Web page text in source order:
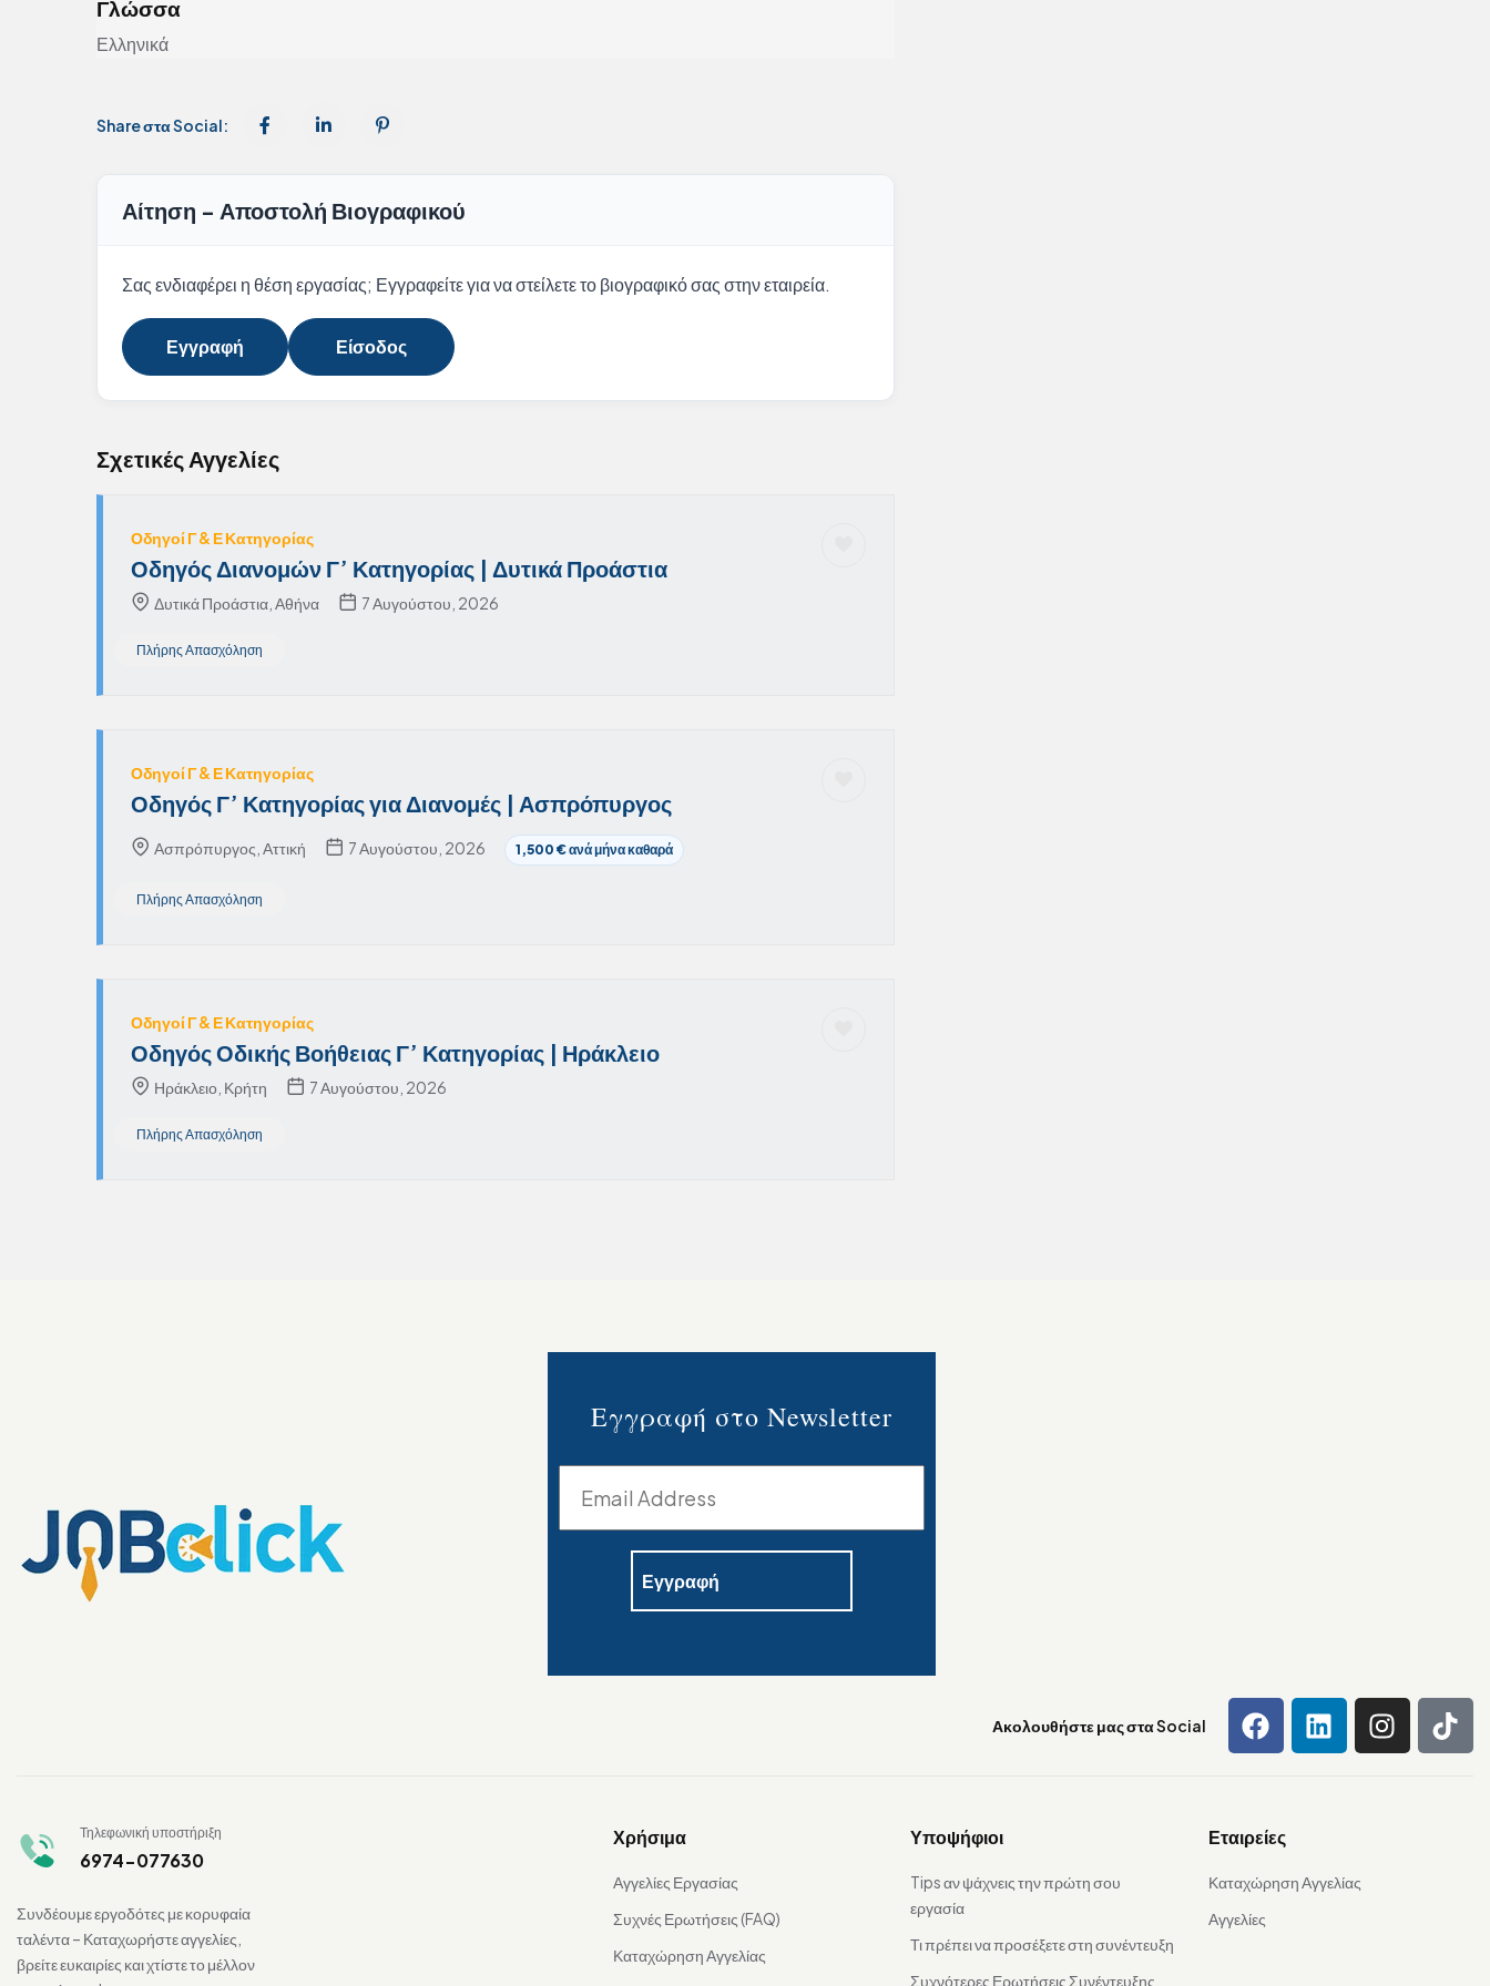
Γλώσσα
Ελληνικά
Share στα Social:
Αίτηση - Αποστολή Βιογραφικού
Σας ενδιαφέρει η θέση εργασίας; Εγγραφείτε για να στείλετε το βιογραφικό σας στην εταιρεία.
Εγγραφή Είσοδος
Σχετικές Αγγελίες
Οδηγοί Γ & Ε Κατηγορίας
Οδηγός Διανομών Γ’ Κατηγορίας | Δυτικά Προάστια
Δυτικά Προάστια, Αθήνα 7 Αυγούστου, 2026
Πλήρης Απασχόληση
Οδηγοί Γ & Ε Κατηγορίας
Οδηγός Γ’ Κατηγορίας για Διανομές | Ασπρόπυργος
Ασπρόπυργος, Αττική 7 Αυγούστου, 2026 1,500 € ανά μήνα καθαρά
Πλήρης Απασχόληση
Οδηγοί Γ & Ε Κατηγορίας
Οδηγός Οδικής Βοήθειας Γ’ Κατηγορίας | Ηράκλειο
Ηράκλειο, Κρήτη 7 Αυγούστου, 2026
Πλήρης Απασχόληση
Εγγραφή στο Newsletter
Ακολουθήστε μας στα Social
Τηλεφωνική υποστήριξη
6974-077630
Συνδέουμε εργοδότες με κορυφαία
ταλέντα – Καταχωρήστε αγγελίες,
βρείτε ευκαιρίες και χτίστε το μέλλον
Χρήσιμα
Αγγελίες Εργασίας
Συχνές Ερωτήσεις (FAQ)
Καταχώρηση Αγγελίας
Υποψήφιοι
Tips αν ψάχνεις την πρώτη σου
εργασία
Τι πρέπει να προσέξετε στη συνέντευξη
Συχνότερες Ερωτήσεις Συνέντευξης
Εταιρείες
Καταχώρηση Αγγελίας
Αγγελίες